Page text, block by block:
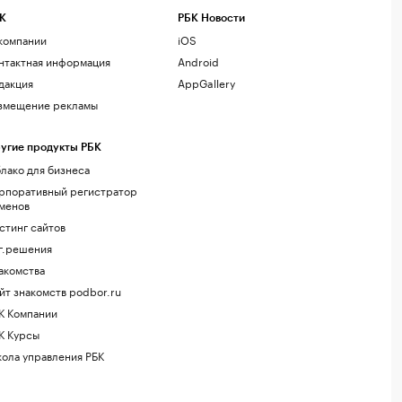
информация
рекламы
продукты РБК
для бизнеса
регистратор
сайтов
знакомств podbor.ru
Компании
Курсы
управления РБК
РБК Новости
iOS
Android
AppGallery